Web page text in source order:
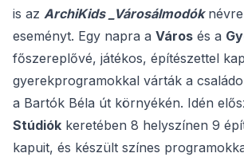
is az ArchiKids _Városálmodóknévre
eseményt. Egy napra a Város és a
főszereplővé, játékos, építészettel
gyerekprogramokkal várták a
a Bartók Béla út környékén. Idén
Stúdiók keretében 8 helyszínen 9
kapuit, és készült színes